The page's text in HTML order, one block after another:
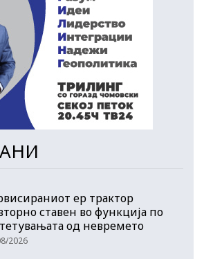
ер трактор
ставен во функција по
од невремето
2026